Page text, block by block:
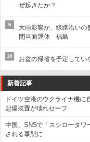
ぜ起きたか？
9
大雨影響か、線路沿い
間当面運休 福島
10 お盆の帰省を予定して
新着記事
ドイツ空港のウクライナ機
起爆装置が壊れセーフ
中国、SNSで「スシロータ
される事態に